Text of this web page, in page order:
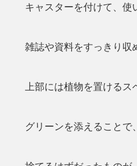
キャスターを付けて、使
雑誌や資料をすっきり収
上部には植物を置けるス
グリーンを添えることで